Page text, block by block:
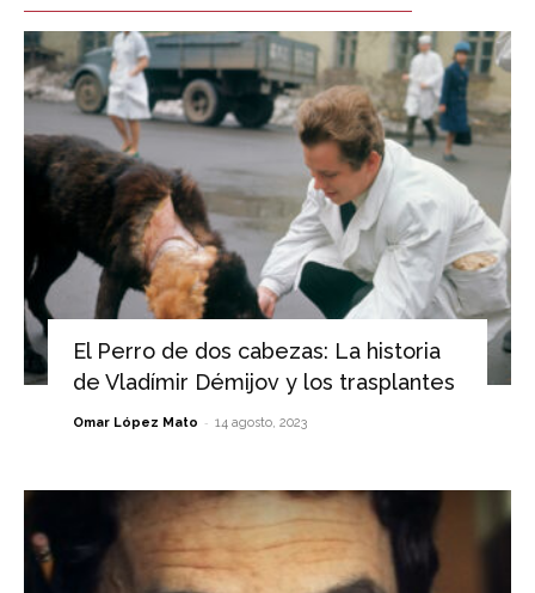
El Perro de dos cabezas: La historia
de Vladímir Démijov y los trasplantes
Omar López Mato - 14 agosto, 2023